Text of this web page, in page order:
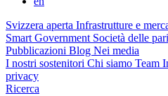
Svizzera aperta Infrastrutture e
Smart Government Società delle
Pubblicazioni Blog Nei media
I nostri sostenitori Chi siamo Team
privacy
Ricerca